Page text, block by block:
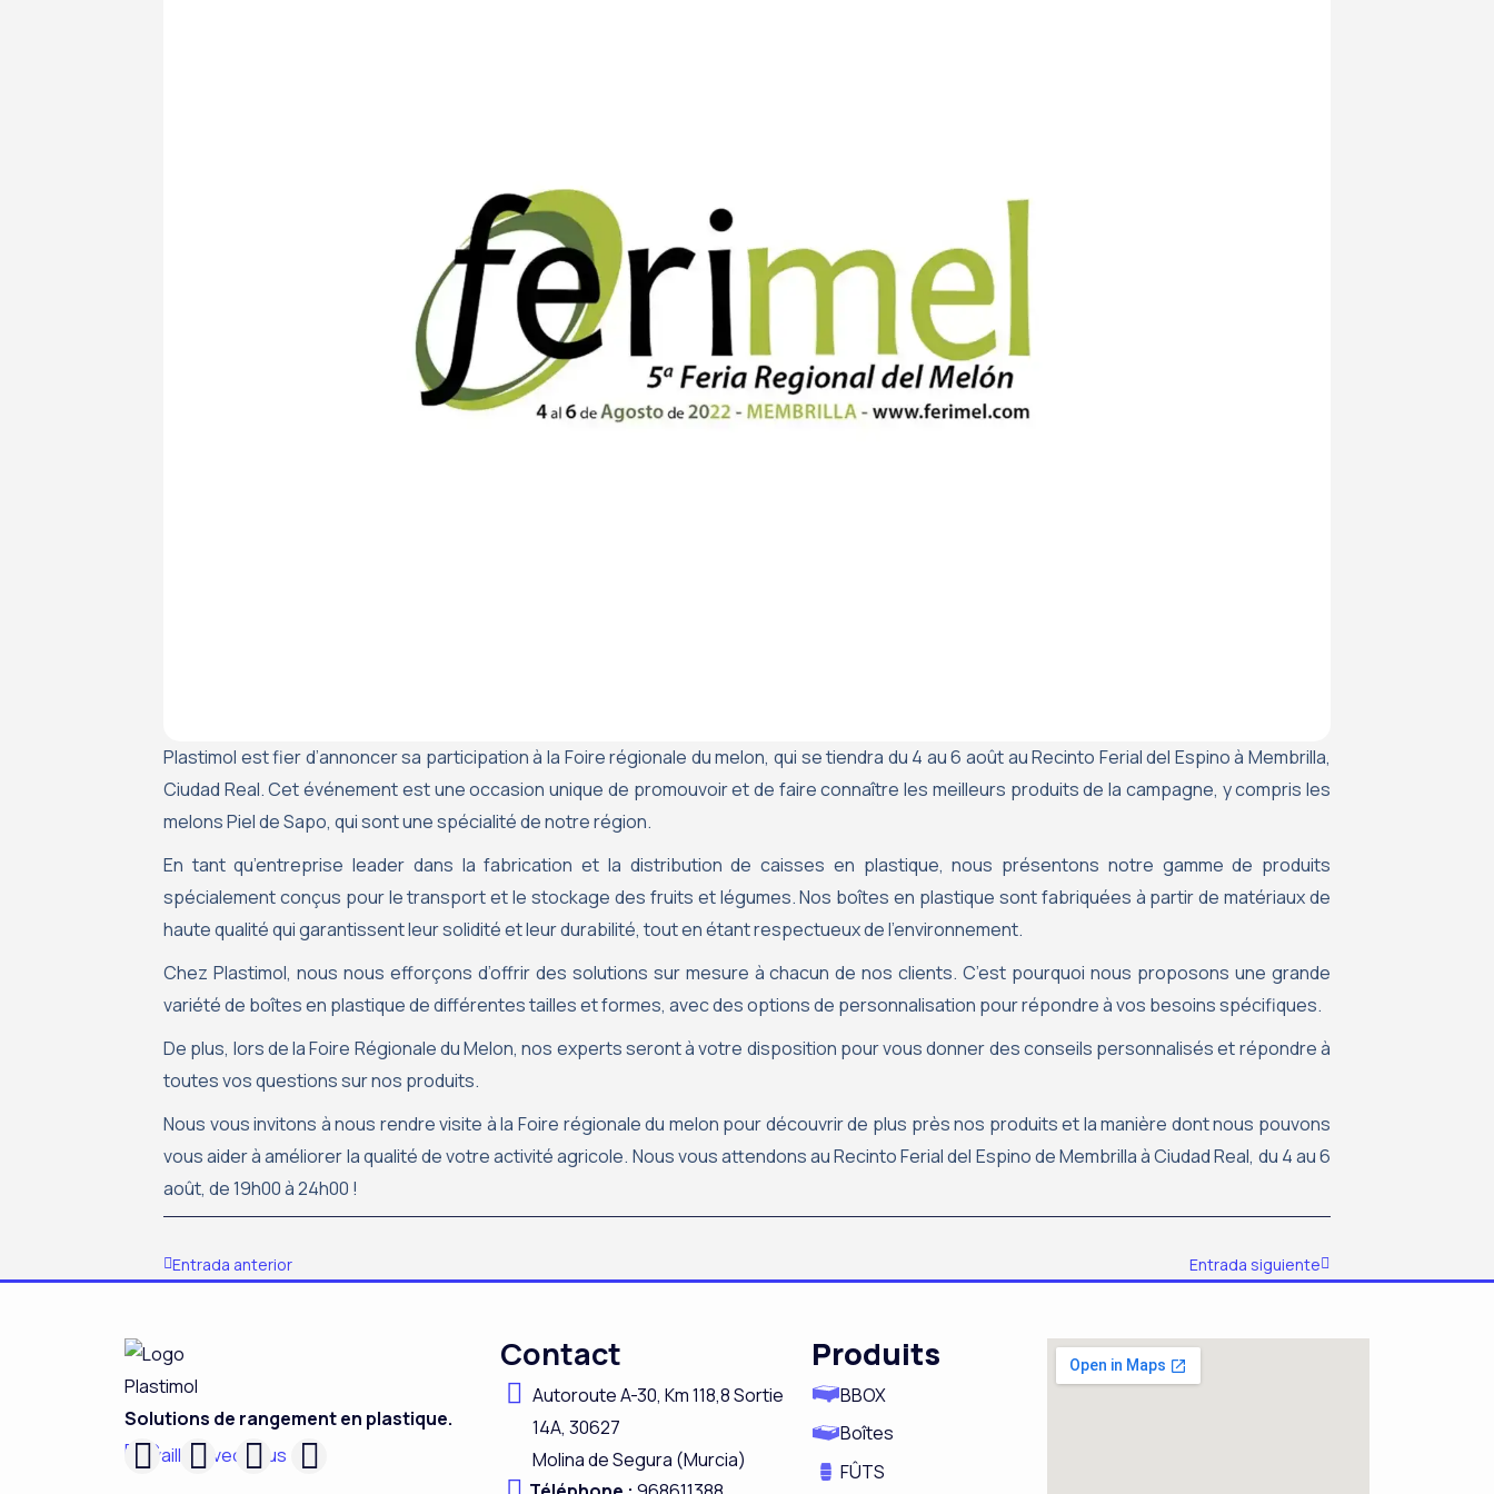
Plastimol est fier d’annoncer sa participation à la Foire régionale du melon, qui se tiendra du 4 au 6 août au Recinto Ferial del Espino à Membrilla,
Ciudad Real. Cet événement est une occasion unique de promouvoir et de faire connaître les meilleurs produits de la campagne, y compris les
melons Piel de Sapo, qui sont une spécialité de notre région.
En tant qu’entreprise leader dans la fabrication et la distribution de caisses en plastique, nous présentons notre gamme de produits
spécialement conçus pour le transport et le stockage des fruits et légumes. Nos boîtes en plastique sont fabriquées à partir de matériaux de
haute qualité qui garantissent leur solidité et leur durabilité, tout en étant respectueux de l’environnement.
Chez Plastimol, nous nous efforçons d’offrir des solutions sur mesure à chacun de nos clients. C’est pourquoi nous proposons une grande
variété de boîtes en plastique de différentes tailles et formes, avec des options de personnalisation pour répondre à vos besoins spécifiques.
De plus, lors de la Foire Régionale du Melon, nos experts seront à votre disposition pour vous donner des conseils personnalisés et répondre à
toutes vos questions sur nos produits.
Nous vous invitons à nous rendre visite à la Foire régionale du melon pour découvrir de plus près nos produits et la manière dont nous pouvons
vous aider à améliorer la qualité de votre activité agricole. Nous vous attendons au Recinto Ferial del Espino de Membrilla à Ciudad Real, du 4 au 6
août, de 19h00 à 24h00 !
Entrada anterior
Entrada siguiente
Solutions de rangement en plastique.
RSC
Travailler avec nous
F L I Y
Contact
Autoroute A-30, Km 118,8Sortie
14A,30627
Molina de Segura (Murcia)
Produits
BBOX
Boîtes
FÛTS